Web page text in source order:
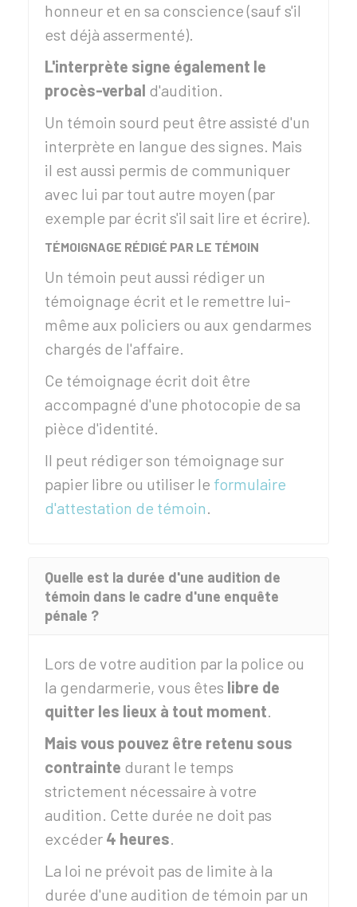
honneur et en sa conscience (sauf s'il
est déjà assermenté).
L'interprète signe également le
procès-verbal d'audition.
Un témoin sourd peut être assisté d'un
interprète en langue des signes. Mais
il est aussi permis de communiquer
avec lui par tout autre moyen (par
exemple par écrit s'il sait lire et écrire).
TÉMOIGNAGE RÉDIGÉ PAR LE TÉMOIN
Un témoin peut aussi rédiger un
témoignage écrit et le remettre lui-
même aux policiers ou aux gendarmes
chargés de l'affaire.
Ce témoignage écrit doit être
accompagné d'une photocopie de sa
pièce d'identité.
Il peut rédiger son témoignage sur
papier libre ou utiliser le formulaire
d'attestation de témoin.
Quelle est la durée d'une audition de
témoin dans le cadre d'une enquête
pénale ?
Lors de votre audition par la police ou
la gendarmerie, vous êtes libre de
quitter les lieux à tout moment.
Mais vous pouvez être retenu sous
contrainte durant le temps
strictement nécessaire à votre
audition. Cette durée ne doit pas
excéder 4 heures.
La loi ne prévoit pas de limite à la
durée d'une audition de témoin par un